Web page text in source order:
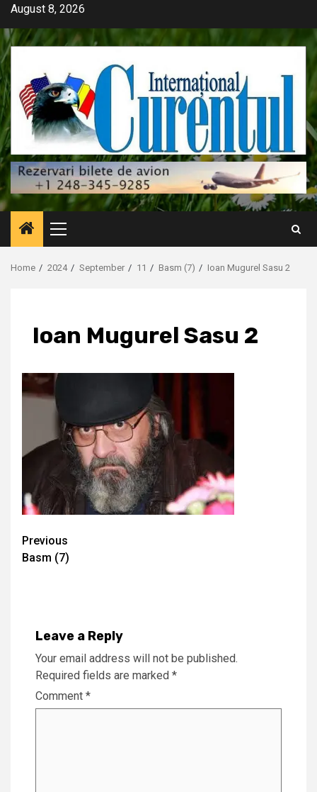
Skip
content
August 8, 2026
Primary
Menu
Home 2024 September 11 Basm (7) Ioan Mugurel Sasu 2
Ioan Mugurel Sasu 2
Continue
Reading
Previous
Basm (7)
Leave a Reply
Your email address will not be published.
Required fields are marked *
Comment *